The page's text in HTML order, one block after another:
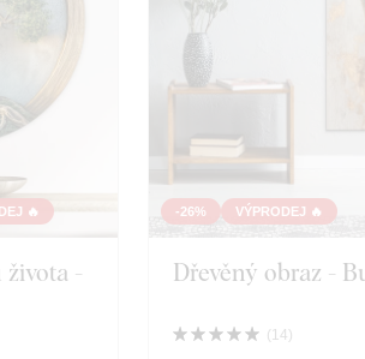
Příroda
Zátiší
Námořnictví
🔥
života -
-26% VÝPRODEJ 🔥
Dřevěný obraz -
(14 )